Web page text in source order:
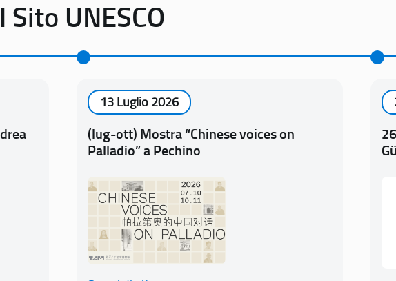
UNESCO
13 Luglio 2026
(lug-ott) Mostra “Chinese voices on
Palladio” a Pechino